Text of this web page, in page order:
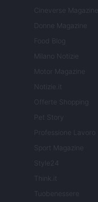
Cineverse Magazine
Donne Magazine
Food Blog
Milano Notizie
Motor Magazine
Notizie.it
Offerte Shopping
Pet Story
Professione Lavoro
Sport Magazine
Style24
Think.it
Tuobenessere